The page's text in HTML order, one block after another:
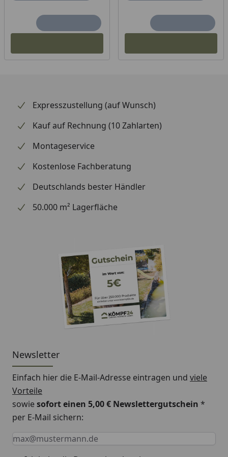
Verstellbare Rückenlehne, klappbar
Expresszustellung (auf Wunsch)
Kauf auf Rechnung (10 Zahlarten)
Montageservice
Kostenlose Fachberatung
Deutschlands bester Händler
50.000 m² Lagerfläche
Newsletter
Einfach hier die E-Mail-Adresse eintragen und viele
Vorteile
sowiesofort einen 5,00 € Newslettergutschein *
per E-Mail sichern:
Keine Eingabe erforderlich
Eingabe erforderlich
E-Mail *